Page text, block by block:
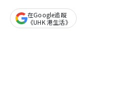
在Google追蹤
《UHK 港生活》